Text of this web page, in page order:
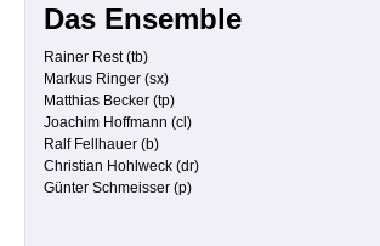
So klingt der MVÖ
Live-Aufnahmen-Archiv
Das Ensemble
Rainer Rest (tb)
Markus Ringer (sx)
Matthias Becker (tp)
Joachim Hoffmann (cl)
Ralf Fellhauer (b)
Christian Hohlweck (dr)
Günter Schmeisser (p)